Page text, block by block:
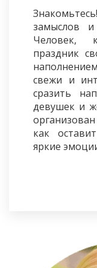
замыслов
Человек,
праздник
свежи и
сразить
девушек и
как
яркие